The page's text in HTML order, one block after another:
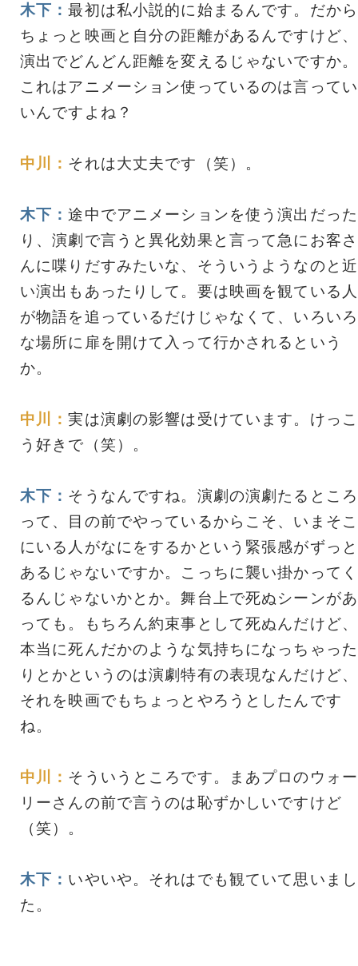
木下：最初は私小説的に始まるんです。だから
ちょっと映画と自分の距離があるんですけど、
演出でどんどん距離を変えるじゃないですか。
これはアニメーション使っているのは言ってい
いんですよね？
中川： それは大丈夫です（笑）。
木下：途中でアニメーションを使う演出だった
り、演劇で言うと異化効果と言って急にお客さ
んに喋りだすみたいな、そういうようなのと近
い演出もあったりして。要は映画を観ている人
が物語を追っているだけじゃなくて、いろいろ
な場所に扉を開けて入って行かされるという
か。
中川：実は演劇の影響は受けています。けっこ
う好きで（笑）。
木下： そうなんですね。演劇の演劇たるところ
って、目の前でやっているからこそ、いまそこ
にいる人がなにをするかという緊張感がずっと
あるじゃないですか。こっちに襲い掛かってく
るんじゃないかとか。舞台上で死ぬシーンがあ
っても。もちろん約束事として死ぬんだけど、
本当に死んだかのような気持ちになっちゃった
りとかというのは演劇特有の表現なんだけど、
それを映画でもちょっとやろうとしたんです
ね。
中川： そういうところです。まあプロのウォー
リーさんの前で言うのは恥ずかしいですけど
（笑）。
木下： いやいや。それはでも観ていて思いまし
た。